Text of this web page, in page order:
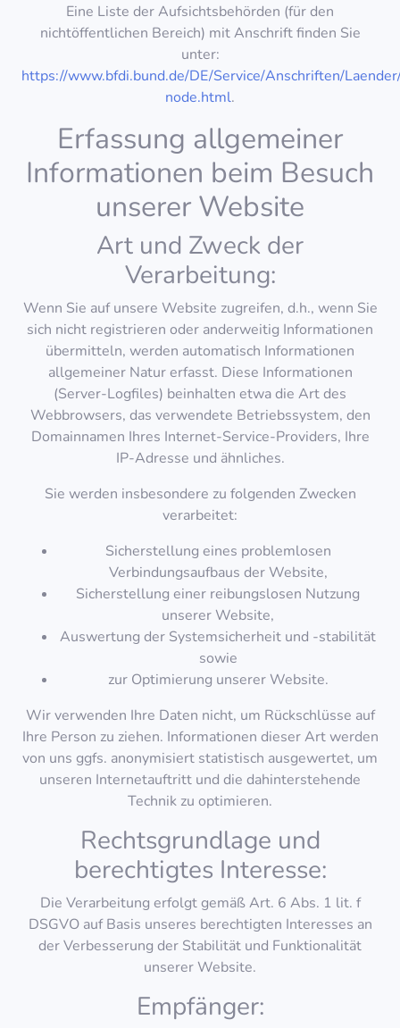
Eine Liste der Aufsichtsbehörden (für den
nichtöffentlichen Bereich) mit Anschrift finden Sie
unter:
https://www.bfdi.bund.de/DE/Service/Anschriften/
node.html.
Erfassung allgemeiner
Informationen beim Besuch
unserer Website
Art und Zweck der
Verarbeitung:
Wenn Sie auf unsere Website zugreifen, d.h., wenn Sie
sich nicht registrieren oder anderweitig Informationen
übermitteln, werden automatisch Informationen
allgemeiner Natur erfasst. Diese Informationen
(Server-Logfiles) beinhalten etwa die Art des
Webbrowsers, das verwendete Betriebssystem, den
Domainnamen Ihres Internet-Service-Providers, Ihre
IP-Adresse und ähnliches.
Sie werden insbesondere zu folgenden Zwecken
verarbeitet:
Sicherstellung eines problemlosen
Verbindungsaufbaus der Website,
Sicherstellung einer reibungslosen Nutzung
unserer Website,
Auswertung der Systemsicherheit und -stabilität
sowie
zur Optimierung unserer Website.
Wir verwenden Ihre Daten nicht, um Rückschlüsse auf
Ihre Person zu ziehen. Informationen dieser Art werden
von uns ggfs. anonymisiert statistisch ausgewertet, um
unseren Internetauftritt und die dahinterstehende
Technik zu optimieren.
Rechtsgrundlage und
berechtigtes Interesse:
Die Verarbeitung erfolgt gemäß Art. 6 Abs. 1 lit. f
DSGVO auf Basis unseres berechtigten Interesses an
der Verbesserung der Stabilität und Funktionalität
unserer Website.
Empfänger: